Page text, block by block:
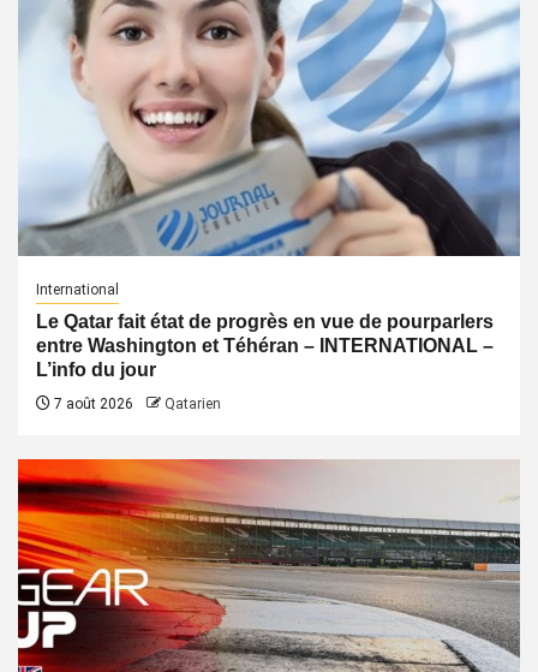
International
Le Qatar fait état de progrès en vue de pourparlers
entre Washington et Téhéran – INTERNATIONAL –
L’info du jour
7 août 2026 Qatarien